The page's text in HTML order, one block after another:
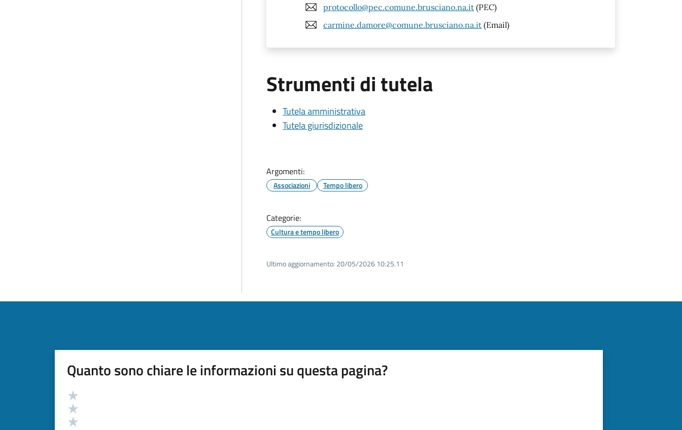
protocollo@pec.comune.brusciano.na.it (PEC)
carmine.damore@comune.brusciano.na.it (Email)
Strumenti di tutela
Tutela amministrativa
Tutela giurisdizionale
Argomenti:
Associazioni Tempo libero
Categorie:
Cultura e tempo libero
Ultimo aggiornamento: 20/05/2026 10:25.11
Quanto sono chiare le informazioni su questa pagina?
Valutazione